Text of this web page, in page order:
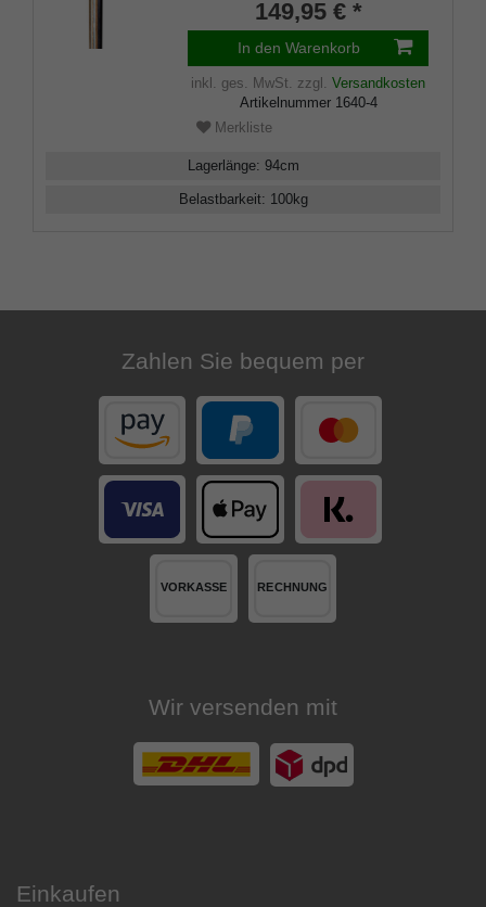
stabilem Multiplex, handpoliert
mit Carnaubawachs, inklusive
Gummipuffer
149,95 € *
In den Warenkorb
inkl. ges. MwSt. zzgl. Versandkosten
Artikelnummer 1640-4
Merkliste
Lagerlänge: 94cm
Belastbarkeit: 100kg
Zahlen Sie bequem per
Wir versenden mit
Einkaufen